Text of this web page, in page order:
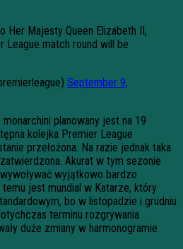
Her Majesty Queen Elizabeth II,
League match round will be
September 9,
planowany jest na 19
kolejka Premier League
przełożona. Na razie jednak taka
Akurat w tym sezonie
wyjątkowo bardzo
jest mundial w Katarze, który
bo w listopadzie i grudniu
terminu rozgrywania
duże zmiany w harmonogramie